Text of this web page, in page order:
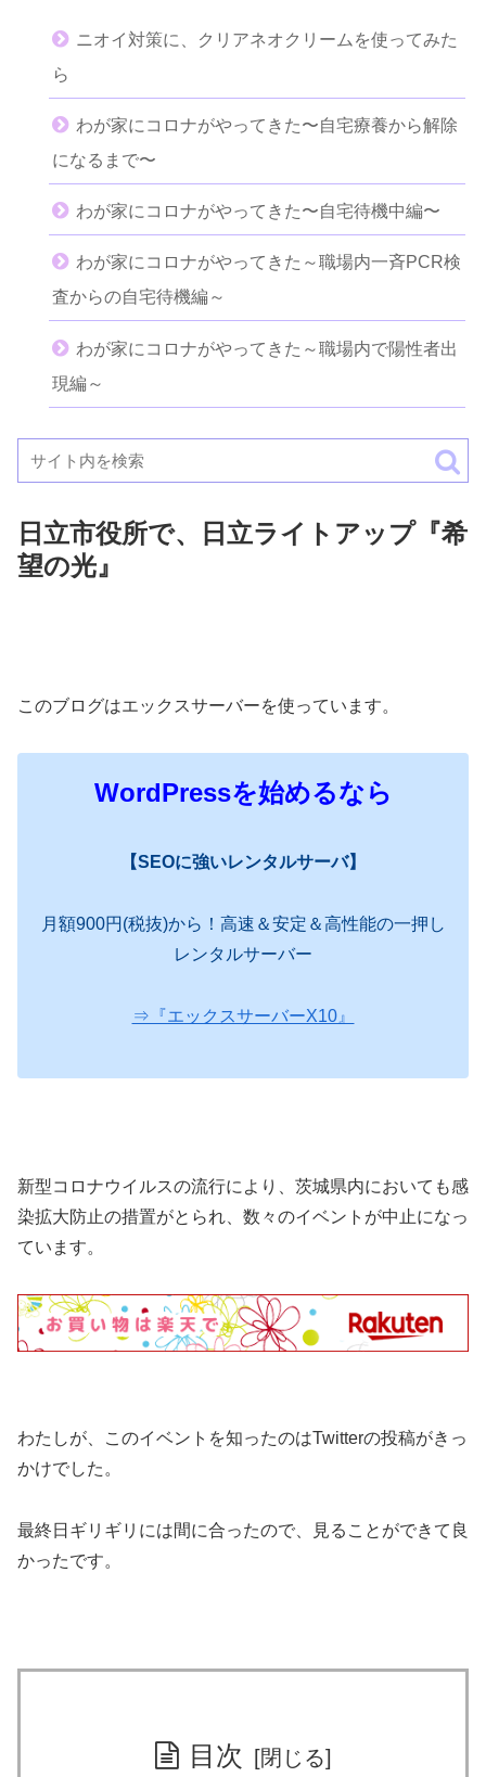
ニオイ対策に、クリアネオクリームを使ってみた
ら
わが家にコロナがやってきた〜自宅療養から解除
になるまで〜
わが家にコロナがやってきた〜自宅待機中編〜
わが家にコロナがやってきた～職場内一斉PCR検
査からの自宅待機編～
わが家にコロナがやってきた～職場内で陽性者出
現編～
日立市役所で、日立ライトアップ『希
望の光』
このブログはエックスサーバーを使っています。
WordPressを始めるなら
【SEOに強いレンタルサーバ】
月額900円(税抜)から！高速＆安定＆高性能の一押し
レンタルサーバー
⇒『エックスサーバーX10』
新型コロナウイルスの流行により、茨城県内においても感
染拡大防止の措置がとられ、数々のイベントが中止になっ
ています。
わたしが、このイベントを知ったのはTwitterの投稿がきっ
かけでした。
最終日ギリギリには間に合ったので、見ることができて良
かったです。
目次